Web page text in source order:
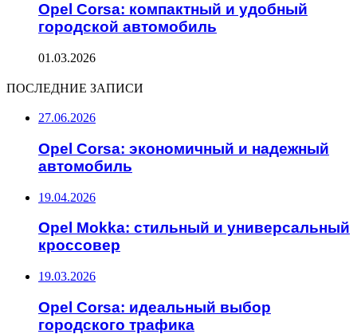
Opel Corsa: компактный и удобный
городской автомобиль
01.03.2026
ПОСЛЕДНИЕ ЗАПИСИ
27.06.2026
Opel Corsa: экономичный и надежный
автомобиль
19.04.2026
Opel Mokka: стильный и универсальный
кроссовер
19.03.2026
Opel Corsa: идеальный выбор
городского трафика